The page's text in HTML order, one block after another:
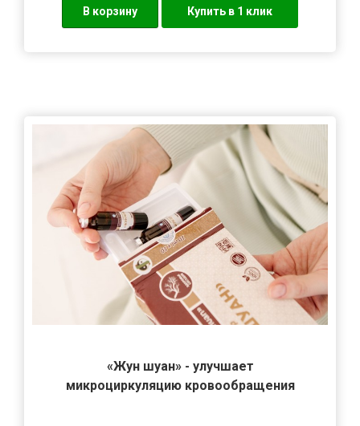
«Жун шуан» - улучшает
микроциркуляцию кровообращения